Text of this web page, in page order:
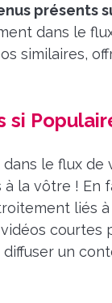
présents
dans le
similaires,
si
le flux de
la vôtre !
liés
un